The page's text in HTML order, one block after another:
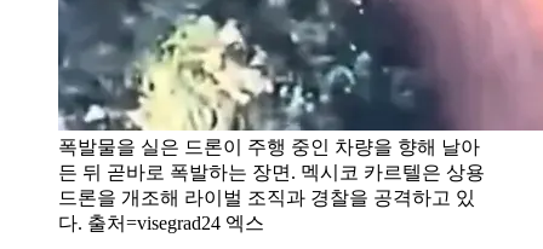
폭발물을 실은 드론이 주행 중인 차량을 향해 날아
든 뒤 곧바로 폭발하는 장면. 멕시코 카르텔은 상용
드론을 개조해 라이벌 조직과 경찰을 공격하고 있
다. 출처=visegrad24 엑스